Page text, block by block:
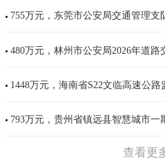
755万元，东莞市公安局交通管理支
480万元，林州市公安局2026年道路
1448万元，海南省S22文临高速公路
793万元，贵州省镇远县智慧城市一
查看更